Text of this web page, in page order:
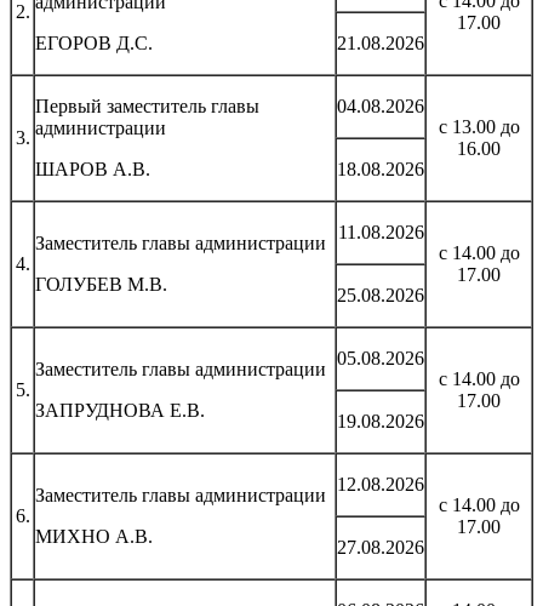
2.
ЕГОРОВ Д.С.
17.00
21.08.2026
3.
Первый заместитель главы
администрации
ШАРОВ А.В.
04.08.2026
с 13.00 до
16.00
18.08.2026
4.
Заместитель главы администрации
ГОЛУБЕВ М.В.
11.08.2026
с 14.00 до
17.00
25.08.2026
5.
Заместитель главы администрации
ЗАПРУДНОВА Е.В.
05.08.2026
с 14.00 до
17.00
19.08.2026
6.
Заместитель главы администрации
МИХНО А.В.
12.08.2026
с 14.00 до
17.00
27.08.2026